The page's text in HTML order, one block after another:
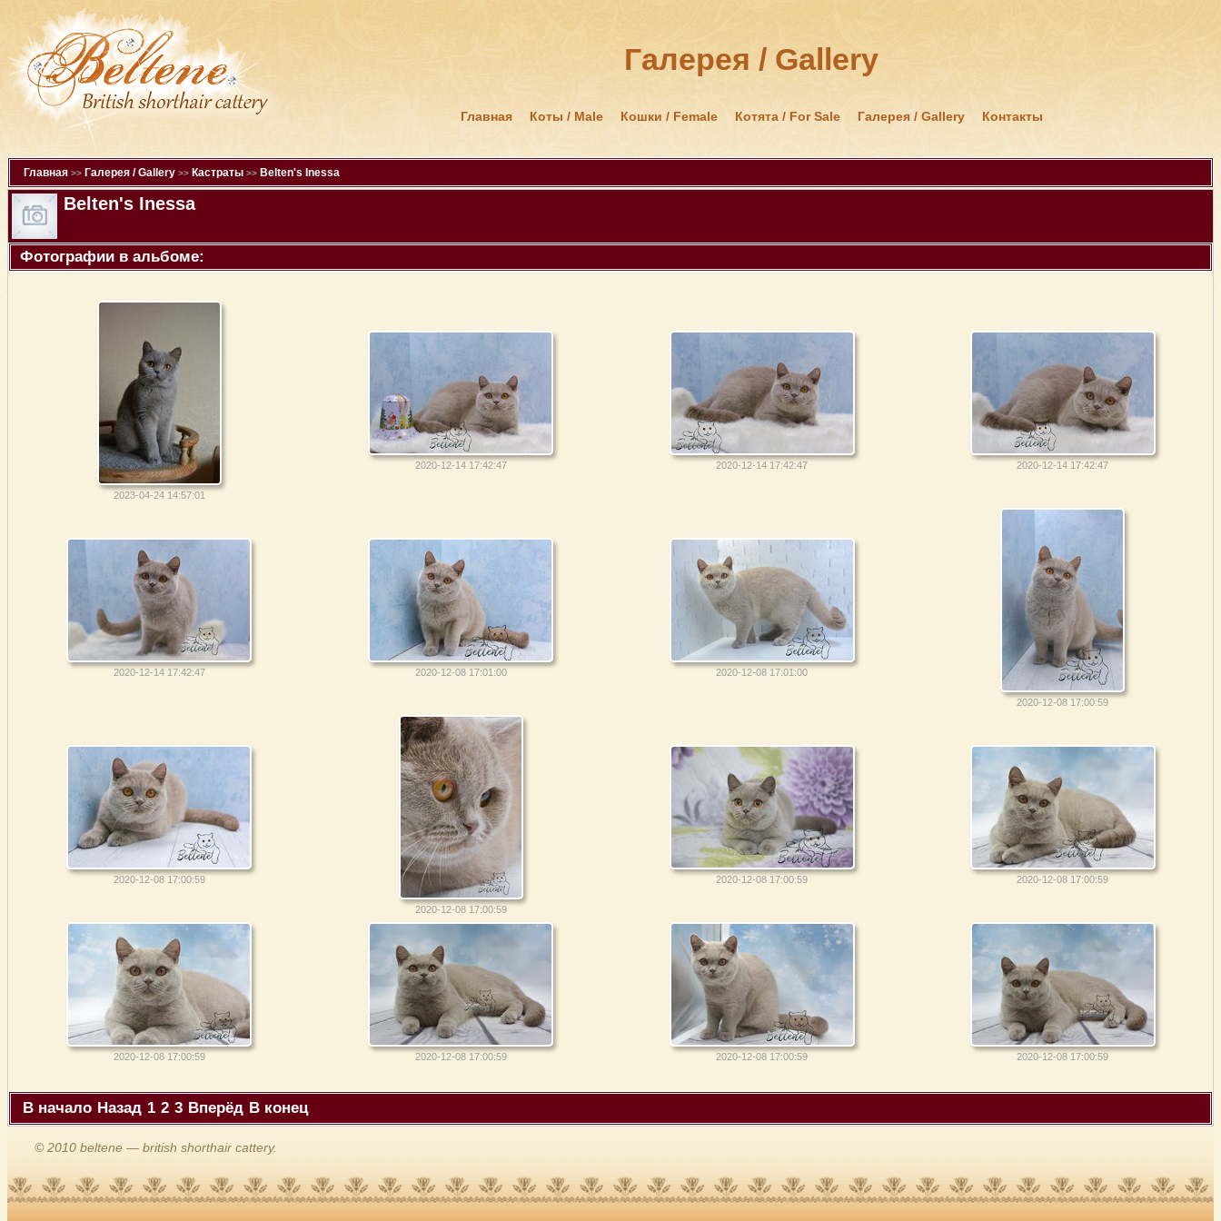
Галерея / Gallery
Главная Коты / Male Кошки / Female Котята / For Sale Галерея / Gallery Контакты
Главная >> Галерея / Gallery >> Кастраты >> Belten's Inessa
Belten's Inessa
Фотографии в альбоме:
2023-04-24 14:57:01
2020-12-14 17:42:47 2020-12-14 17:42:47 2020-12-14 17:42:47
2020-12-14 17:42:47 2020-12-08 17:01:00 2020-12-08 17:01:00
2020-12-08 17:00:59
2020-12-08 17:00:59
2020-12-08 17:00:59
2020-12-08 17:00:59 2020-12-08 17:00:59
2020-12-08 17:00:59 2020-12-08 17:00:59 2020-12-08 17:00:59 2020-12-08 17:00:59
В начало Назад 1 2 3 Вперёд В конец
© 2010 beltene — british shorthair cattery.